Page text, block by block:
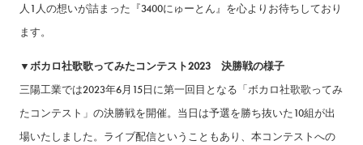
人1人の想いが詰まった『3400にゅーとん』を心よりお待ちしており
ます。
▼ボカロ社歌歌ってみたコンテスト2023 決勝戦の様子
三陽工業では2023年6月15日に第一回目となる「ボカロ社歌歌ってみ
たコンテスト」の決勝戦を開催。当日は予選を勝ち抜いた10組が出
場いたしました。ライブ配信ということもあり、本コンテストへの